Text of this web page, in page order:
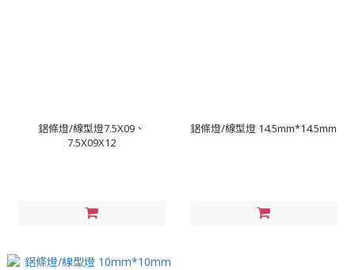
鋁條燈/線型燈7.5X09、
7.5X09X12
鋁條燈/線型燈 14.5mm*14.5mm